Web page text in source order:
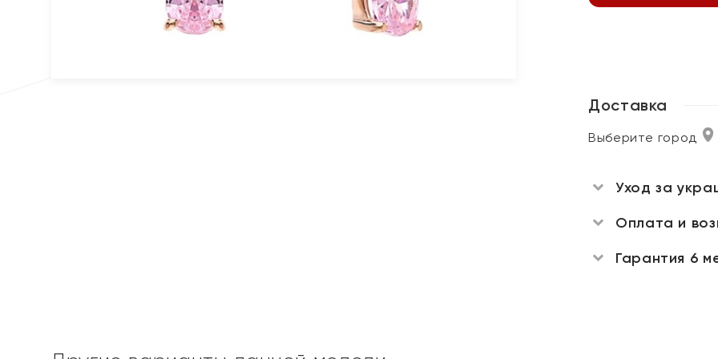
Доставка
Выберите город
Уход за
Оплата и
Гарантия 6